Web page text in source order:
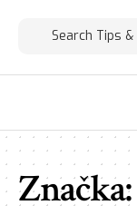
Značka: